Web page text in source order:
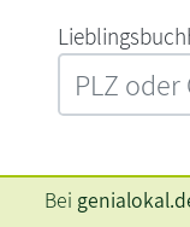
Bei